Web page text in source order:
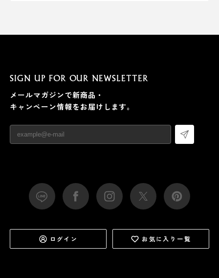
SIGN UP FOR OUR NEWSLETTER
メールマガジンで新商品・
キャンペーン情報をお届けします。
ログイン お気に入り一覧